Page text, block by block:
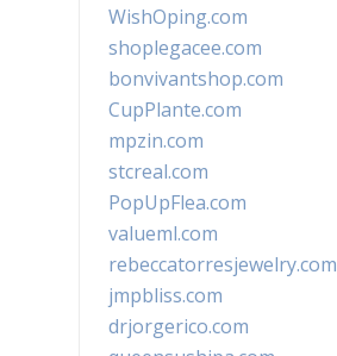
WishOping.com
shoplegacee.com
bonvivantshop.com
CupPlante.com
mpzin.com
stcreal.com
PopUpFlea.com
valueml.com
rebeccatorresjewelry.com
jmpbliss.com
drjorgerico.com